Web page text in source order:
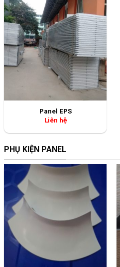
Panel EPS
Liên hệ
PHỤ KIỆN PANEL